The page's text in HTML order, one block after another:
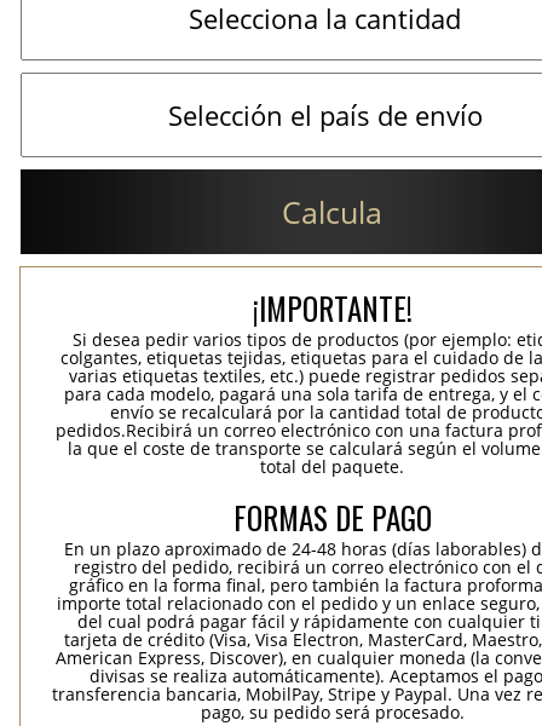
Calcula
¡IMPORTANTE!
Si desea pedir varios tipos de productos (por ejemplo:
colgantes, etiquetas tejidas, etiquetas para el cuidado de
varias etiquetas textiles, etc.) puede registrar pedidos
para cada modelo, pagará una sola tarifa de entrega, y el
envío se recalculará por la cantidad total de
pedidos.Recibirá un correo electrónico con una factura
la que el coste de transporte se calculará según el
total del paquete.
FORMAS DE PAGO
En un plazo aproximado de 24-48 horas (días laborables)
registro del pedido, recibirá un correo electrónico con el
gráfico en la forma final, pero también la factura
importe total relacionado con el pedido y un enlace
del cual podrá pagar fácil y rápidamente con cualquier
tarjeta de crédito (Visa, Visa Electron, MasterCard,
American Express, Discover), en cualquier moneda (la
divisas se realiza automáticamente). Aceptamos el
transferencia bancaria, MobilPay, Stripe y Paypal. Una vez
pago, su pedido será procesado.